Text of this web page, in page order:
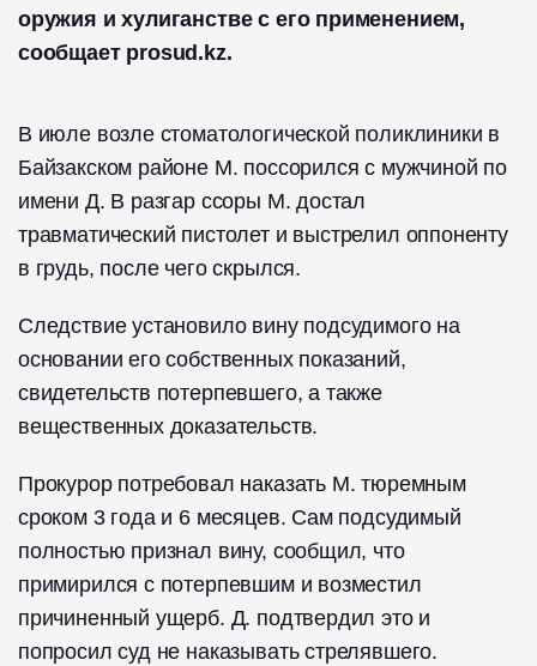
оружия и хулиганстве с его применением,
сообщает prosud.kz.
В июле возле стоматологической поликлиники в
Байзакском районе М. поссорился с мужчиной по
имени Д. В разгар ссоры М. достал
травматический пистолет и выстрелил оппоненту
в грудь, после чего скрылся.
Следствие установило вину подсудимого на
основании его собственных показаний,
свидетельств потерпевшего, а также
вещественных доказательств.
Прокурор потребовал наказать М. тюремным
сроком 3 года и 6 месяцев. Сам подсудимый
полностью признал вину, сообщил, что
примирился с потерпевшим и возместил
причиненный ущерб. Д. подтвердил это и
попросил суд не наказывать стрелявшего.